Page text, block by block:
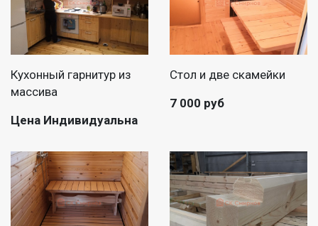
Кухонный гарнитур из
массива
Цена Индивидуальна
Стол и две скамейки
7 000 руб